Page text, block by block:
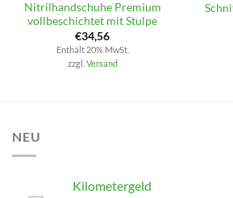
Nitrilhandschuhe Premium
vollbeschichtet mit Stulpe
€34,56
Enthält 20% MwSt.
zzgl. Versand
NEU
Kilometergeld